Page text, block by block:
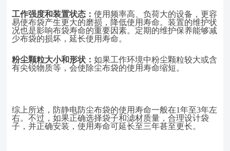
工作强度和装置状态：使用频率高、负荷大的设备，更容
易使布袋产生更大的磨损，降低使用寿命。装置的维护状
况也是影响布袋寿命的重要因素。定期的维护保养能够减
少布袋的损坏，延长使用寿命。
粉尘颗粒大小和形状：如果工作环境中粉尘颗粒较大或含
有尖锐物质等，会使除尘布袋的使用寿命缩短。
综上所述，防静电防尘布袋的使用寿命一般在1年至3年左
右。不过，如果正确选择袋子和滤材质量，合理设计袋
子，并正确安装，使用寿命可延长至三年甚至更长。